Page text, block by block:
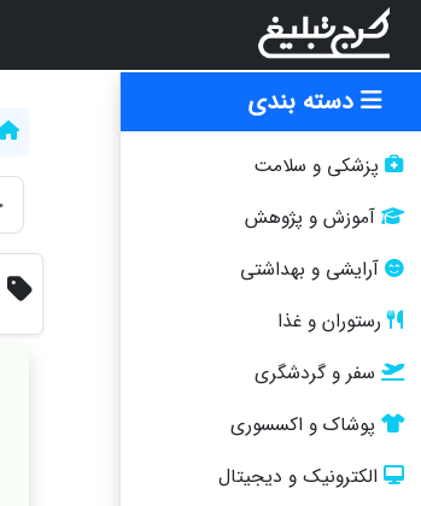
دسته بندی
پزشکی و سلامت
آموزش و پژوهش
آرایشی و بهداشتی
رستوران و غذا
سفر و گردشگری
پوشاک و اکسسوری
الکترونیک و دیجیتال